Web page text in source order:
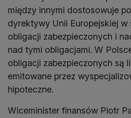
między innymi dostosowuje
dyrektywy Unii Europejskiej w
obligacji zabezpieczonych i
nad tymi obligacjami. W
obligacji zabezpieczonych są
emitowane przez
hipoteczne.
Wiceminister finansów Piotr